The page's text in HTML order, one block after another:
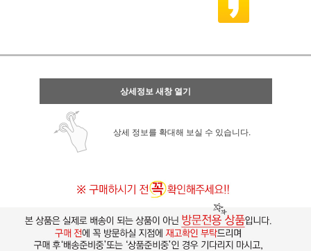
상세정보 새창 열기
상세 정보를 확대해 보실 수 있습니다.